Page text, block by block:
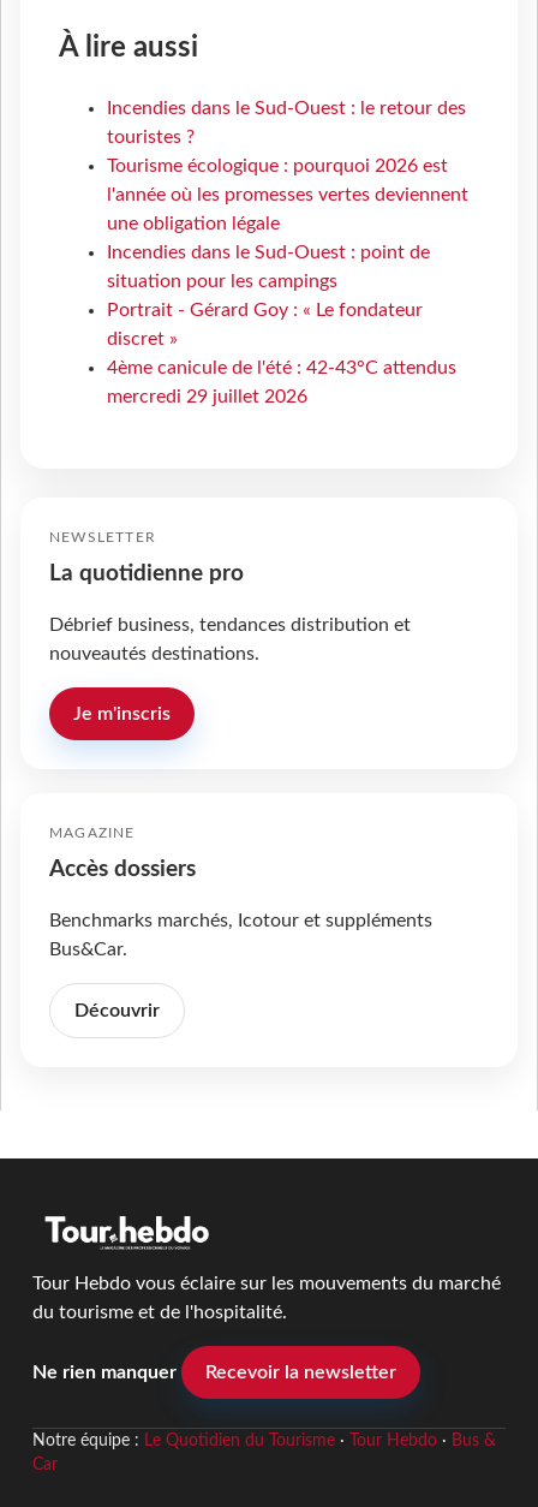
À lire aussi
Incendies dans le Sud-Ouest : le retour des
touristes ?
Tourisme écologique : pourquoi 2026 est
l'année où les promesses vertes deviennent
une obligation légale
Incendies dans le Sud-Ouest : point de
situation pour les campings
Portrait - Gérard Goy : « Le fondateur
discret »
4ème canicule de l'été : 42-43°C attendus
mercredi 29 juillet 2026
NEWSLETTER
La quotidienne pro
Débrief business, tendances distribution et
nouveautés destinations.
Je m'inscris
MAGAZINE
Accès dossiers
Benchmarks marchés, Icotour et suppléments
Bus&Car.
Découvrir
Tour Hebdo vous éclaire sur les mouvements du marché
du tourisme et de l'hospitalité.
Ne rien manquer Recevoir la newsletter
Notre équipe : Le Quotidien du Tourisme· Tour Hebdo· Bus &
Car